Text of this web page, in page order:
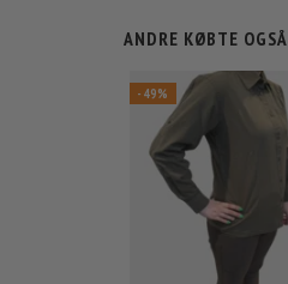
ANDRE KØBTE OGSÅ
-49%